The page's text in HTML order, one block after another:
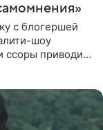
с блогершей
шоу
ссоры приводит